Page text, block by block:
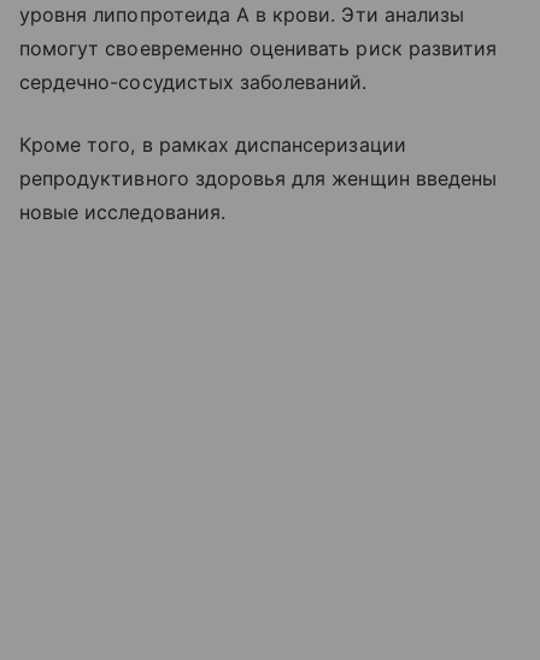
уровня липопротеида А в крови. Эти анализы
помогут своевременно оценивать риск развития
сердечно-сосудистых заболеваний.
Кроме того, в рамках диспансеризации
репродуктивного здоровья для женщин введены
новые исследования.